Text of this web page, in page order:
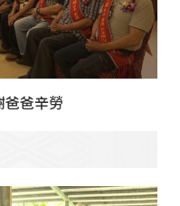
爸辛勞